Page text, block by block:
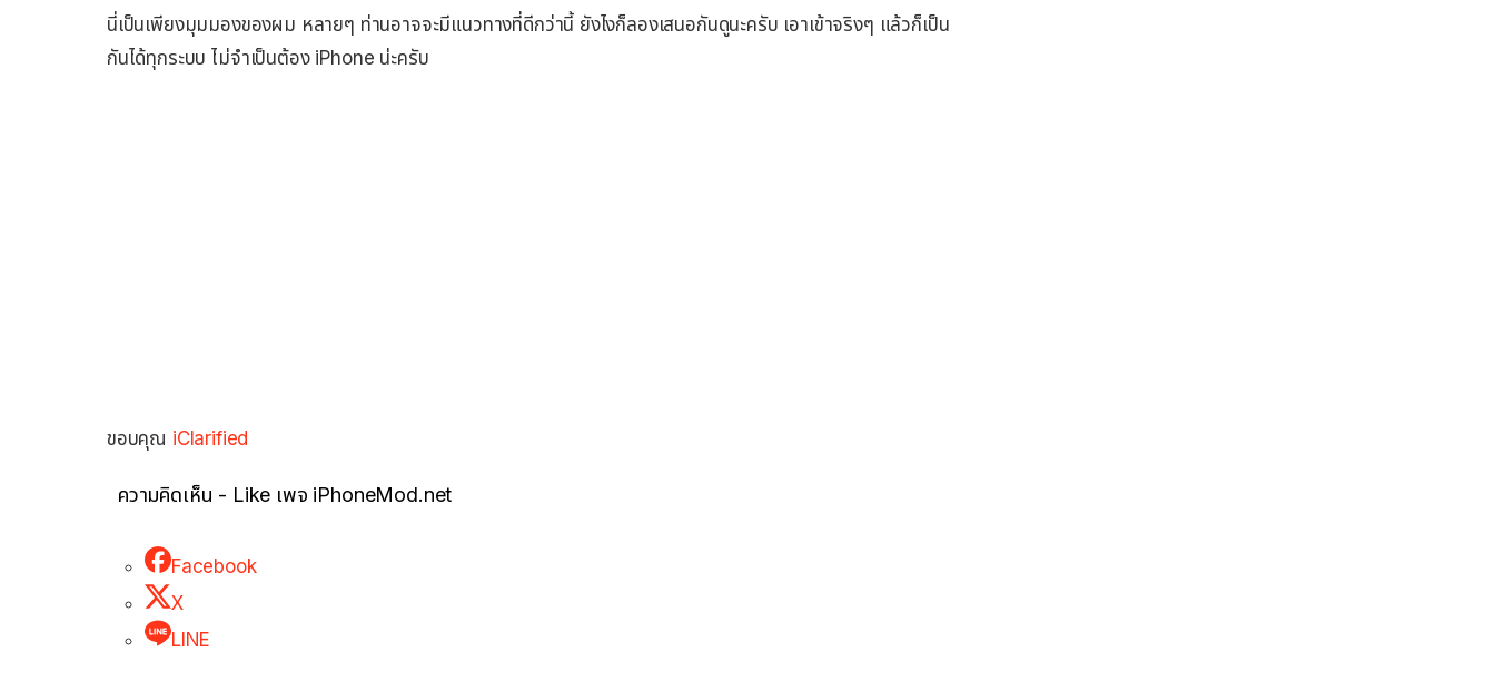
นี่เป็นเพียงมุมมองของผม หลายๆ ท่านอาจจะมีแนวทางที่ดีกว่านี้ ยังไงก็ลองเสนอกันดูนะครับ เอาเข้าจริงๆ แล้วก็เป็น
กันได้ทุกระบบ ไม่จำเป็นต้อง iPhone น่ะครับ
ขอบคุณ iClarified
ความคิดเห็น - Like เพจ iPhoneMod.net
Facebook
X
LINE